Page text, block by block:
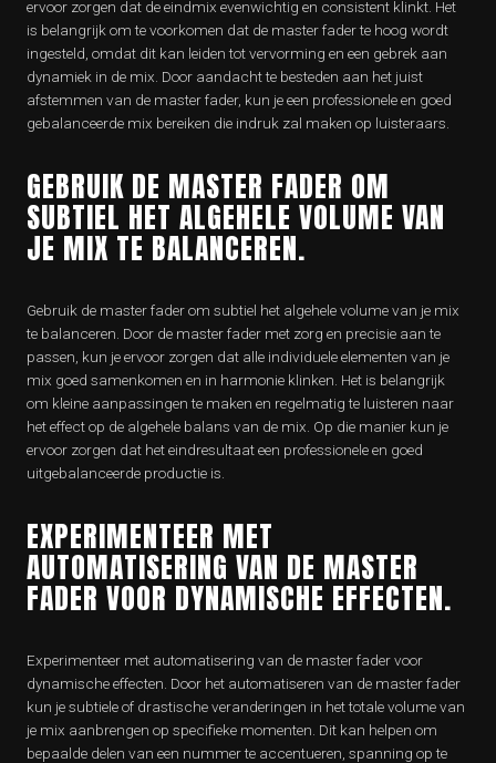
ervoor zorgen dat de eindmix evenwichtig en consistent klinkt. Het
is belangrijk om te voorkomen dat de master fader te hoog wordt
ingesteld, omdat dit kan leiden tot vervorming en een gebrek aan
dynamiek in de mix. Door aandacht te besteden aan het juist
afstemmen van de master fader, kun je een professionele en goed
gebalanceerde mix bereiken die indruk zal maken op luisteraars.
GEBRUIK DE MASTER FADER OM
SUBTIEL HET ALGEHELE VOLUME VAN
JE MIX TE BALANCEREN.
Gebruik de master fader om subtiel het algehele volume van je mix
te balanceren. Door de master fader met zorg en precisie aan te
passen, kun je ervoor zorgen dat alle individuele elementen van je
mix goed samenkomen en in harmonie klinken. Het is belangrijk
om kleine aanpassingen te maken en regelmatig te luisteren naar
het effect op de algehele balans van de mix. Op die manier kun je
ervoor zorgen dat het eindresultaat een professionele en goed
uitgebalanceerde productie is.
EXPERIMENTEER MET
AUTOMATISERING VAN DE MASTER
FADER VOOR DYNAMISCHE EFFECTEN.
Experimenteer met automatisering van de master fader voor
dynamische effecten. Door het automatiseren van de master fader
kun je subtiele of drastische veranderingen in het totale volume van
je mix aanbrengen op specifieke momenten. Dit kan helpen om
bepaalde delen van een nummer te accentueren, spanning op te